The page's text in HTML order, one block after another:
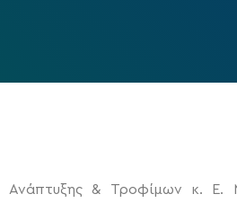
Ανάπτυξης & Τροφίμων κ. Ε.